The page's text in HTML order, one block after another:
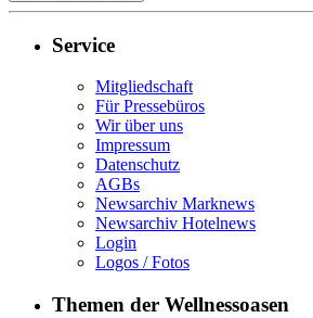
Service
Mitgliedschaft
Für Pressebüros
Wir über uns
Impressum
Datenschutz
AGBs
Newsarchiv Marknews
Newsarchiv Hotelnews
Login
Logos / Fotos
Themen der Wellnessoasen